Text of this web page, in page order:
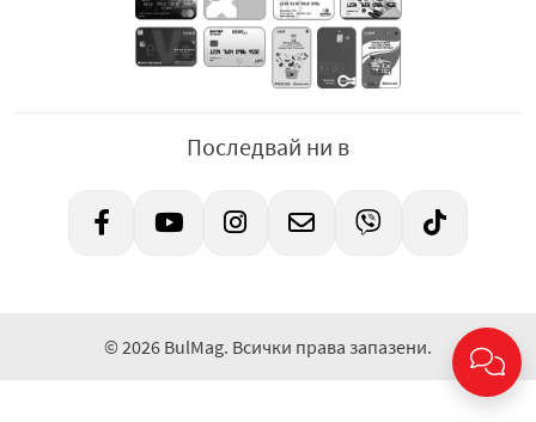
Последвай ни в
© 2026 BulMag. Всички права запазени.